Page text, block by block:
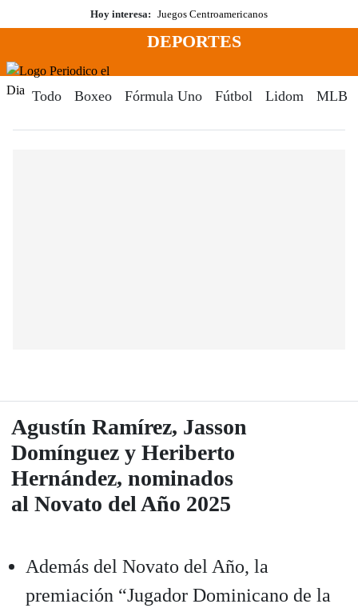
al
Hoy interesa: Juegos Centroamericanos
Menú
DEPORTES
Todo Boxeo Fórmula Uno Fútbol Lidom MLB
Agustín Ramírez, Jasson
Domínguez y Heriberto
Hernández, nominados
al Novato del Año 2025
Además del Novato del Año, la
premiación “Jugador Dominicano de la